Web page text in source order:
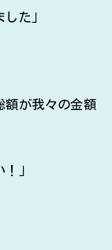
た」
額が我々の金額
」